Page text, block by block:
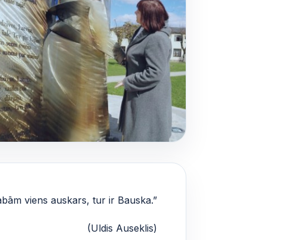
viens auskars, tur ir Bauska.”
(Uldis Auseklis)